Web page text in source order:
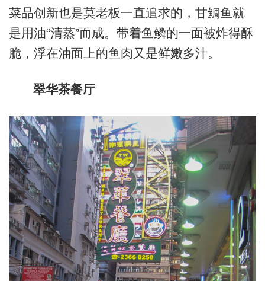
菜品创新也是莫老板一直追求的，甘鲷鱼就
是用油“清蒸”而成。带着鱼鳞的一面被炸得酥
脆，浮在油面上的鱼肉又是鲜嫩多汁。
翠华茶餐厅